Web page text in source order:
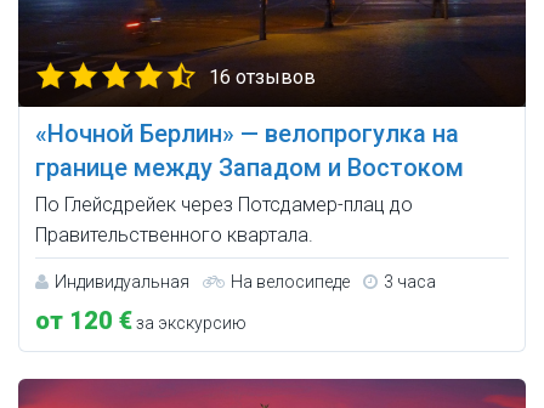
16 отзывов
«Ночной Берлин» — велопрогулка на
границе между Западом и Востоком
По Глейсдрейек через Потсдамер-плац до
Правительственного квартала.
Индивидуальная На велосипеде 3 часа
от 120 €за экскурсию